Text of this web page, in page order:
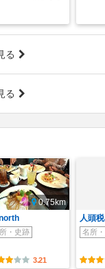
る
る
0.75km
・史跡
3.21
人頭
名所